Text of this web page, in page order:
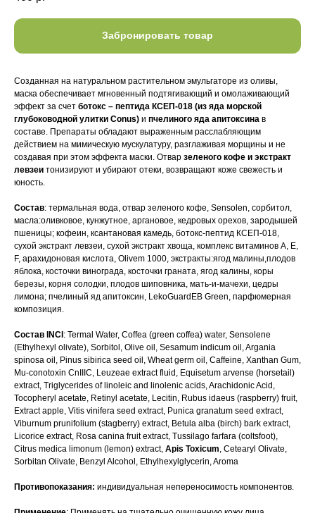
Забронировать товар
Созданная на натуральном растительном эмульгаторе из оливы,
маска обеспечивает мгновенный подтягивающий и омолаживающий
эффект за счет ботокс – пептида КСЕП-018 (из яда морской
глубоководной улитки Conus) и пчелиного яда апитоксина в
составе. Препараты обладают выраженным расслабляющим
действием на мимическую мускулатуру, разглаживая морщины и не
создавая при этом эффекта маски. Отвар зеленого кофе и экстракт
левзеи тонизируют и убирают отеки, возвращают коже свежесть и
юность.
Состав: термальная вода, отвар зеленого кофе, Sensolen, сорбитол,
масла:оливковое, кунжутное, аргановое, кедровых орехов, зародышей
пшеницы; кофеин, ксантановая камедь, ботокс-пептид КСЕП-018,
сухой экстракт левзеи, сухой экстракт хвоща, комплекс витаминов A, E,
F, арахидоновая кислота, Olivem 1000, экстракты:ягод малины,плодов
яблока, косточки винограда, косточки граната, ягод калины, коры
березы, корня солодки, плодов шиповника, мать-и-мачехи, цедры
лимона; пчелиный яд апитоксин, LekoGuardEB Green, парфюмерная
композиция.
Состав INCI: Termal Water, Coffea (green coffea) water, Sensolene
(Ethylhexyl olivate), Sorbitol, Olive oil, Sesamum indicum oil, Argania
spinosa oil, Pinus sibirica seed oil, Wheat germ oil, Caffeine, Xanthan Gum,
Mu-conotoxin CnIIIC, Leuzeae extract fluid, Equisetum arvense (horsetail)
extract, Triglycerides of linoleic and linolenic acids, Arachidonic Acid,
Tocopheryl acetate, Retinyl acetate, Lecitin, Rubus idaeus (raspberry) fruit,
Extract apple, Vitis vinifera seed extract, Punica granatum seed extract,
Viburnum prunifolium (stagberry) extract, Betula alba (birch) bark extract,
Licorice extract, Rosa canina fruit extract, Tussilago farfara (coltsfoot),
Citrus medica limonum (lemon) extract, Apis Toxicum , Cetearyl Olivate,
Sorbitan Olivate, Benzyl Alcohol, Ethylhexylglycerin, Aroma
Противопоказания: индивидуальная непереносимость компонентов.